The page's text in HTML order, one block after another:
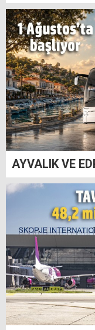
AYVALIK VE